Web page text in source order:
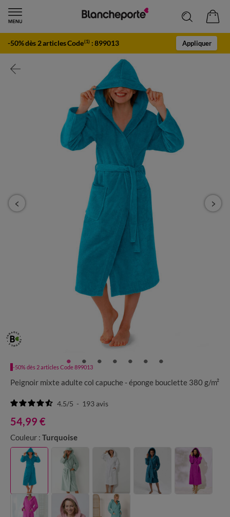
-50% dès 2 articles Code(1) :899013 Appliquer
-50% dès 2 articles Code 899013
Peignoir mixte adulte col capuche - éponge bouclette 380 g/m²
4.5/5 - 193avis
54,99 €
Couleur : Turquoise